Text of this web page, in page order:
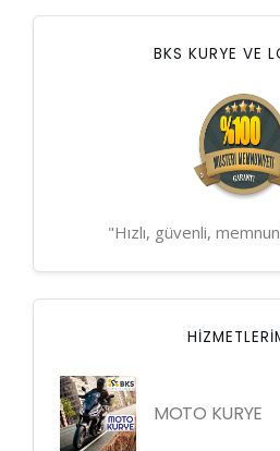
BKS KURYE VE
"Hızlı, güvenli,
MOTO KURYE